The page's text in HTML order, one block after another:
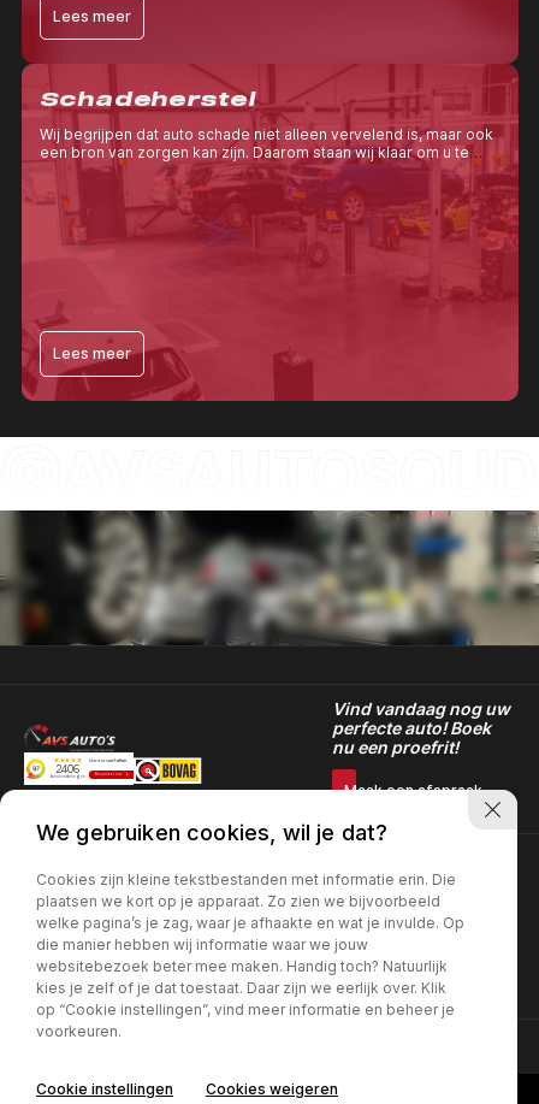
Lees meer
Schadeherstel
Wij begrijpen dat auto schade niet alleen vervelend is, maar ook
een bron van zorgen kan zijn. Daarom staan wij klaar om u te
helpen en ervoor te zorgen dat uw auto er weer als nieuw
Lees meer
Vind vandaag nog uw
perfecte auto! Boek
nu een proefrit!
Maak een afspraak
Maandag t/m Vrijdag:
08:00 - 17:30
Zaterdag:
09:00 - 13:00
werkplaats
Maandag t/m Vrijdag:
08:00 - 17:30
3261NE Oud-Beijerland
0186-707011
verkoop: info@avsautos.nl
werkplaats:
werkplaats@avsautos.nl
We gebruiken cookies, wil je dat?
Cookies zijn kleine tekstbestanden met informatie erin. Die
plaatsen we kort op je apparaat. Zo zien we bijvoorbeeld
welke pagina’s je zag, waar je afhaakte en wat je invulde. Op
die manier hebben wij informatie waar we jouw
websitebezoek beter mee maken. Handig toch? Natuurlijk
kies je zelf of je dat toestaat. Daar zijn we eerlijk over. Klik
op “Cookie instellingen”, vind meer informatie en beheer je
voorkeuren.
Cookie instellingen Cookies weigeren